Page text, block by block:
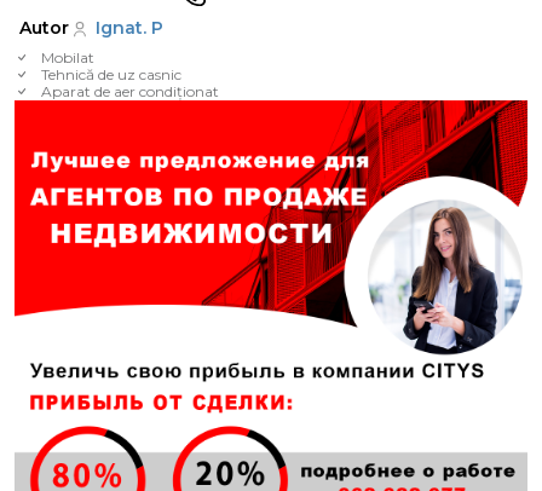
Autor
Ignat. P
Mobilat
Tehnică de uz casnic
Aparat de aer condiționat